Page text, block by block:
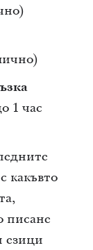
1 час
какъвто
писане
езици